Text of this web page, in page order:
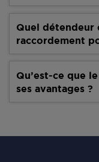
Quel détendeur
raccordement
Qu’est-ce que
ses avantages ?